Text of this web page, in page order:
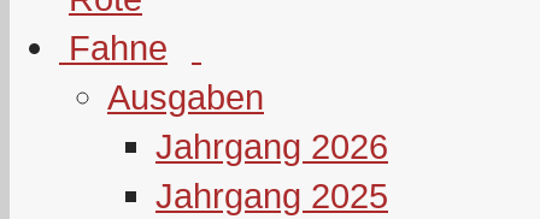
Ausgaben
Jahrgang 2026
Jahrgang 2025